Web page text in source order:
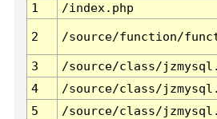
1
/index.php
2 /source/function/
3 /source/class/
4
/source/class/
5
/source/class/